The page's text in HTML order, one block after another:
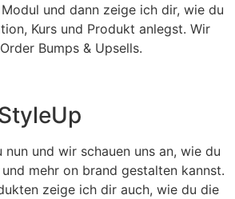
und dann zeige ich dir, wie du
Kurs und Produkt anlegst. Wir
Bumps & Upsells.
nun und wir schauen uns an, wie du
mehr on brand gestalten kannst.
zeige ich dir auch, wie du die